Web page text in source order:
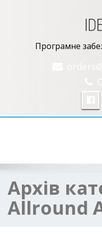
Програмне
Архів
Allround